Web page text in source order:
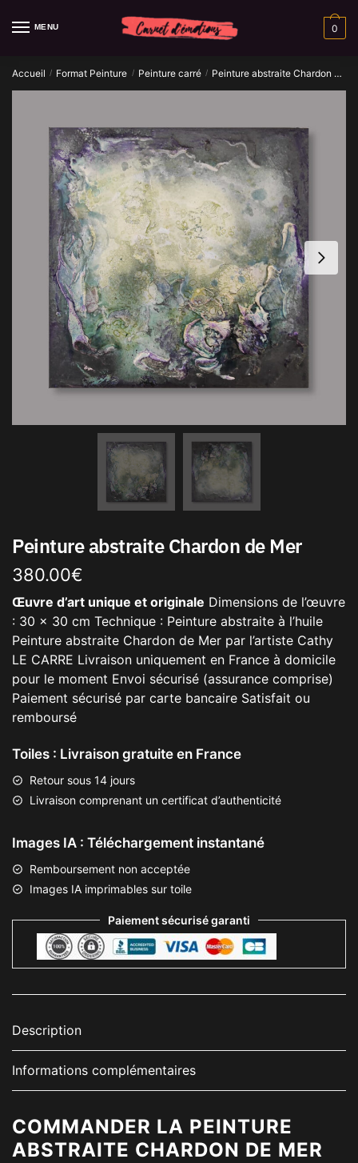
MENU 0
Accueil / Format Peinture / Peinture carré / Peinture abstraite Chardon de Mer
Peinture abstraite Chardon de Mer
380.00€
Œuvre d’art unique et originale Dimensions de l’œuvre
: 30 x 30 cm Technique : Peinture abstraite à l’huile
Peinture abstraite Chardon de Mer par l’artiste Cathy
LE CARRE Livraison uniquement en France à domicile
pour le moment Envoi sécurisé (assurance comprise)
Paiement sécurisé par carte bancaire Satisfait ou
remboursé
Toiles : Livraison gratuite en France
Retour sous 14 jours
Livraison comprenant un certificat d’authenticité
Images IA : Téléchargement instantané
Remboursement non acceptée
Images IA imprimables sur toile
Paiement sécurisé garanti
Description
Informations complémentaires
COMMANDER LA PEINTURE
ABSTRAITE CHARDON DE MER